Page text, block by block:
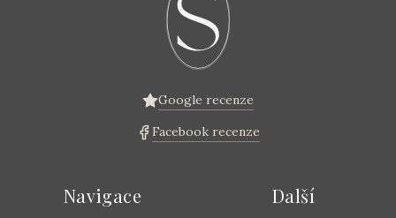
Google recenze
Facebook recenze
Navigace Další